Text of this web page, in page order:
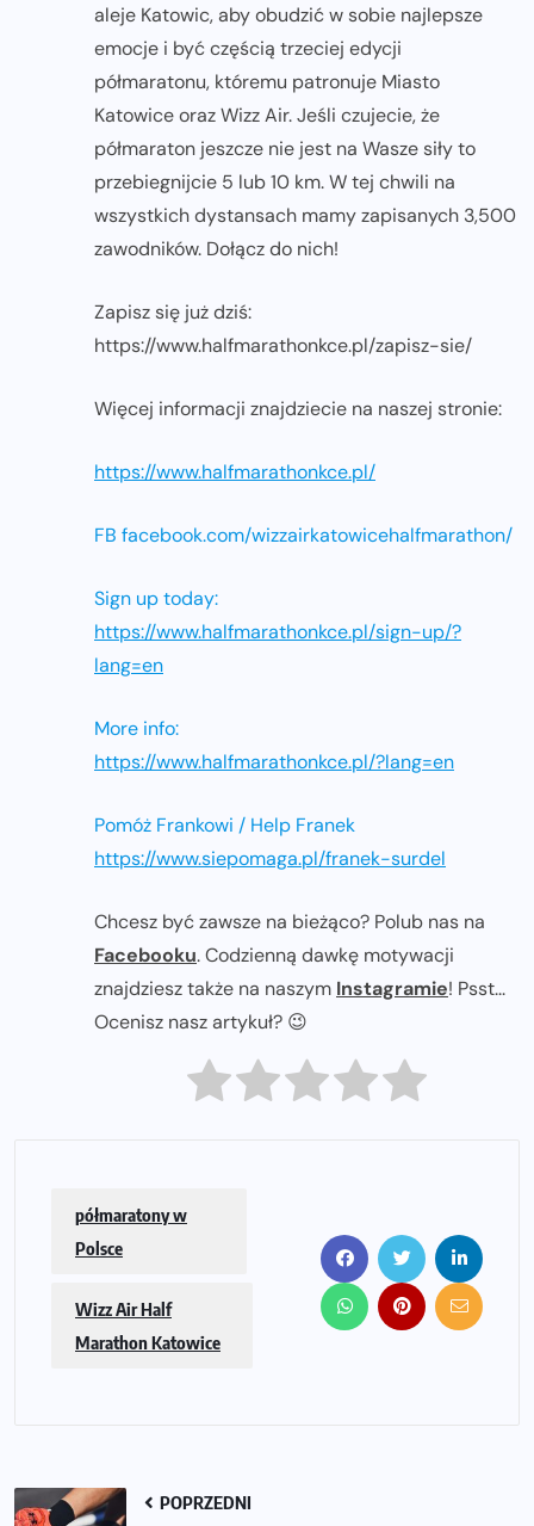
aleje Katowic, aby obudzić w sobie najlepsze
emocje i być częścią trzeciej edycji
półmaratonu, któremu patronuje Miasto
Katowice oraz Wizz Air. Jeśli czujecie, że
półmaraton jeszcze nie jest na Wasze siły to
przebiegnijcie 5 lub 10 km. W tej chwili na
wszystkich dystansach mamy zapisanych 3,500
zawodników. Dołącz do nich!
Zapisz się już dziś:
https://www.halfmarathonkce.pl/zapisz-sie/
Więcej informacji znajdziecie na naszej stronie:
https://www.halfmarathonkce.pl/
FB facebook.com/wizzairkatowicehalfmarathon/
Sign up today:
https://www.halfmarathonkce.pl/sign-up/?
lang=en
More info:
https://www.halfmarathonkce.pl/?lang=en
Pomóż Frankowi / Help Franek
https://www.siepomaga.pl/franek-surdel
Chcesz być zawsze na bieżąco? Polub nas na
Facebooku. Codzienną dawkę motywacji
znajdziesz także na naszym Instagramie! Psst...
Ocenisz nasz artykuł? 😉
półmaratony w
Polsce
Wizz Air Half
Marathon Katowice
POPRZEDNI